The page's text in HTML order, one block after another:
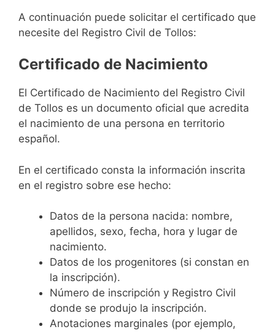
A continuación puede solicitar el certificado que
necesite del Registro Civil de Tollos:
Certificado de Nacimiento
El Certificado de Nacimiento del Registro Civil
de Tollos es un documento oficial que acredita
el nacimiento de una persona en territorio
español.
En el certificado consta la información inscrita
en el registro sobre ese hecho:
Datos de la persona nacida: nombre,
apellidos, sexo, fecha, hora y lugar de
nacimiento.
Datos de los progenitores (si constan en
la inscripción).
Número de inscripción y Registro Civil
donde se produjo la inscripción.
Anotaciones marginales (por ejemplo,